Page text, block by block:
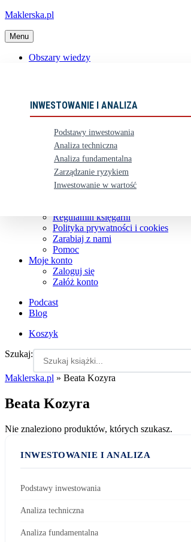
Maklerska.pl
Menu
Obszary wiedzy
INWESTOWANIE I ANALIZA
Podstawy inwestowania
Analiza techniczna
Analiza fundamentalna
Zarządzanie ryzykiem
Inwestowanie w wartość
Ebooki
Karty upominkowe
⏳ Zapowiedzi
Obsługa klienta
Koszty dostawy
Nasze konto bankowe
Regulamin księgarni
Polityka prywatności i cookies
Zarabiaj z nami
Pomoc
Moje konto
Zaloguj się
Załóż konto
Podcast
Blog
Koszyk
Szukaj:
Maklerska.pl » Beata Kozyra
Beata Kozyra
Nie znaleziono produktów, których szukasz.
INWESTOWANIE I ANALIZA
Podstawy inwestowania
Analiza techniczna
Analiza fundamentalna